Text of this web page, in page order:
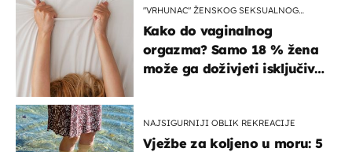
"VRHUNAC" ŽENSKOG SEKSUALNOG
Kako do vaginalnog
orgazma? Samo 18 % žena
može ga doživjeti isključivo
NAJSIGURNIJI OBLIK REKREACIJE
Vježbe za koljeno u moru: 5